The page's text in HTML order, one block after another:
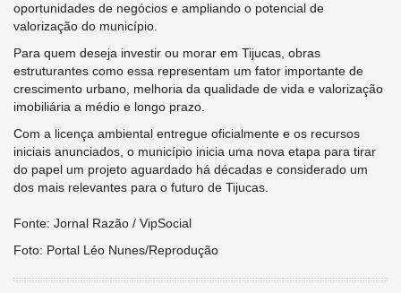
oportunidades de negócios e ampliando o potencial de
valorização do município.
Para quem deseja investir ou morar em Tijucas, obras
estruturantes como essa representam um fator importante de
crescimento urbano, melhoria da qualidade de vida e valorização
imobiliária a médio e longo prazo.
Com a licença ambiental entregue oficialmente e os recursos
iniciais anunciados, o município inicia uma nova etapa para tirar
do papel um projeto aguardado há décadas e considerado um
dos mais relevantes para o futuro de Tijucas.
Fonte: Jornal Razão / VipSocial
Foto: Portal Léo Nunes/Reprodução